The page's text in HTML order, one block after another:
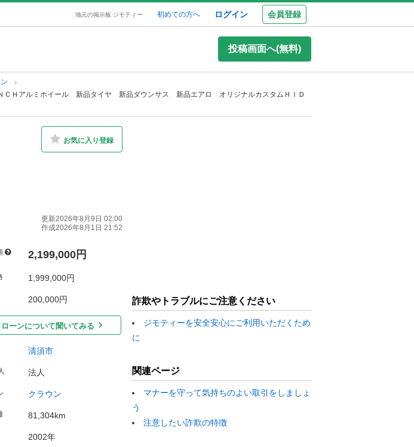
地元の掲示板 ジモティー 初めての方へ ログイン 会員登録
投稿画面へ(無料)
ＣＨアルミホイール 新品タイヤ 新品ダウンサス 新品エアロ オリジナルカスタムＨＩＤ
お気に入り登録
更新2026年8月9日 02:00
作成2026年8月1日 21:52
2,199,000円
1,999,000円
200,000円
ローンについて聞いてみる
清須市
法人
クラウン
81,304km
2002年
詐欺やトラブルにご注意ください
ジモティーを安全安心にご利用いただくため
に
関連ページ
マナーを守って気持ちのよい取引をしましょ
う
注意したい詐欺の特徴